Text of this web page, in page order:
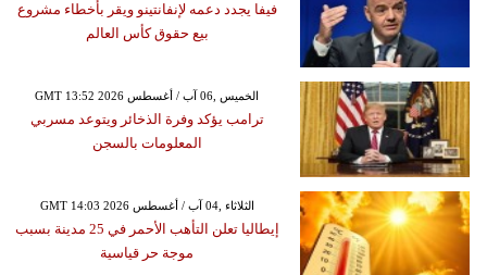
فيفا يجدد دعمه لإنفانتينو ويقر بأخطاء مشروع
بيع حقوق كأس العالم
GMT 13:52 2026 الخميس ,06 آب / أغسطس
ترامب يؤكد وفرة الذخائر ويتوعد مسربي
المعلومات بالسجن
GMT 14:03 2026 الثلاثاء ,04 آب / أغسطس
إيطاليا تعلن التأهب الأحمر في 25 مدينة بسبب
موجة حر قياسية